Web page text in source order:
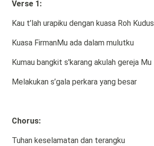
Verse 1:
Kau t’lah urapiku dengan kuasa Roh Kudus
Kuasa FirmanMu ada dalam mulutku
Kumau bangkit s'karang akulah gereja Mu
Melakukan s’gala perkara yang besar
Chorus:
Tuhan keselamatan dan terangku